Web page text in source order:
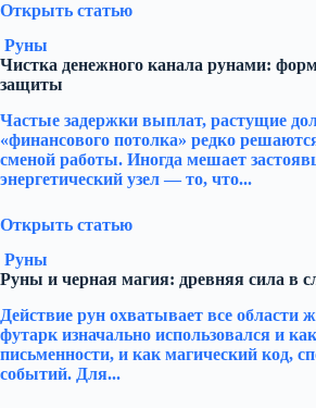
Открыть статью
Руны
Чистка денежного канала рунами:
защиты
Частые задержки выплат, растущие
«финансового потолка» редко
сменой работы. Иногда мешает
энергетический узел — то, что...
Открыть статью
Руны
Руны и черная магия: древняя сила в
Действие рун охватывает все области
футарк изначально использовался и
письменности, и как магический код,
событий. Для...